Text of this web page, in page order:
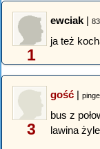
1
ewciak |
ja też
3
gość |
bus z
lawina